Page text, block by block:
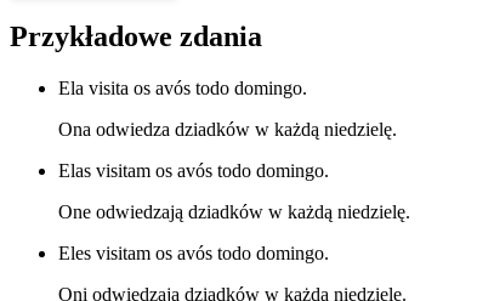
Przykładowe zdania
Ela visita os avós todo domingo.
Ona odwiedza dziadków w każdą niedzielę.
Elas visitam os avós todo domingo.
One odwiedzają dziadków w każdą niedzielę.
Eles visitam os avós todo domingo.
Oni odwiedzają dziadków w każdą niedzielę.